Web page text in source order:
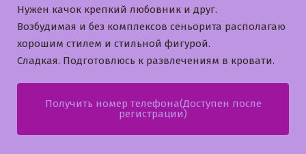
Нужен качок крепкий любовник и друг.
Возбудимая и без комплексов сеньорита располагаю
хорошим стилем и стильной фигурой.
Сладкая. Подготовлюсь к развлечениям в кровати.
Получить номер телефона(Доступен после
регистрации)